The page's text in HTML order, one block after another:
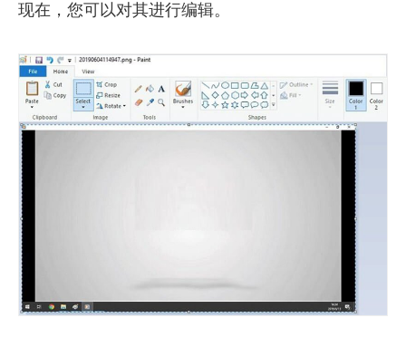
现在，您可以对其进行编辑。